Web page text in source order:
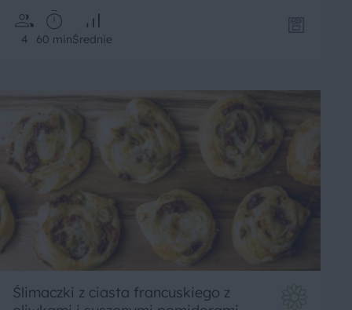
4 60 minŚrednie
Ślimaczki z ciasta francuskiego z